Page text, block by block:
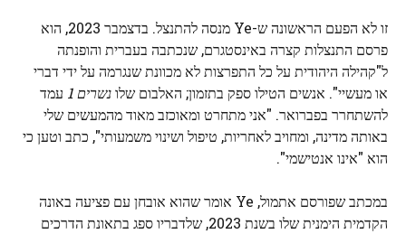
זו לא הפעם הראשונה ש-Ye מנסה להתנצל. בדצמבר 2023, הוא
פרסם התנצלות קצרה באינסטגרם, שנכתבה בעברית והופנתה
ל"קהילה היהודית על כל התפרצות לא מכוונת שנגרמה על ידי דברי
או מעשיי". אנשים הטילו ספק בתזמון; האלבום שלונשרים 1
עמד
להשתחרר בפברואר. "אני מתחרט ומאוכזב מאוד מהמעשים שלי
באותה מדינה, ומחויב לאחריות, טיפול ושינוי משמעותי", כתב וטען כי
הוא "אינו אנטישמי".
במכתב שפורסם אתמול, Ye אומר שהוא אובחן עם פציעה באונה
הקדמית הימנית שלו בשנת 2023, שלדבריו ספג בתאונת הדרכים